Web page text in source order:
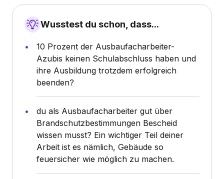
Wusstest du schon, dass...
10 Prozent der Ausbaufacharbeiter-
Azubis keinen Schulabschluss haben und
ihre Ausbildung trotzdem erfolgreich
beenden?
du als Ausbaufacharbeiter gut über
Brandschutzbestimmungen Bescheid
wissen musst? Ein wichtiger Teil deiner
Arbeit ist es nämlich, Gebäude so
feuersicher wie möglich zu machen.